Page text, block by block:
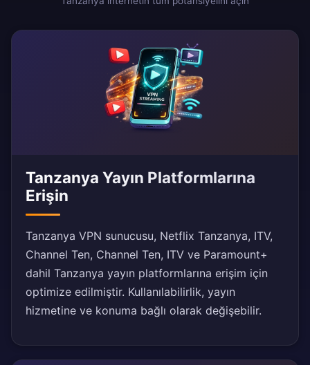
Tanzanya Yayın Platformlarına
Erişin
Tanzanya VPN sunucusu, Netflix Tanzanya, ITV,
Channel Ten, Channel Ten, ITV ve Paramount+
dahil Tanzanya yayın platformlarına erişim için
optimize edilmiştir. Kullanılabilirlik, yayın
hizmetine ve konuma bağlı olarak değişebilir.